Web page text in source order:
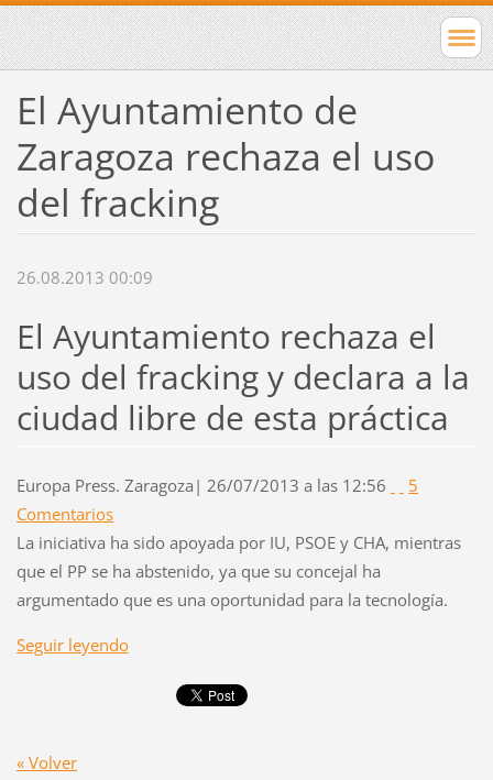
El Ayuntamiento de
Zaragoza rechaza el uso
del fracking
26.08.2013 00:09
El Ayuntamiento rechaza el
uso del fracking y declara a la
ciudad libre de esta práctica
Europa Press. Zaragoza | 26/07/2013 a las 12:56
5
Comentarios
La iniciativa ha sido apoyada por IU, PSOE y CHA, mientras
que el PP se ha abstenido, ya que su concejal ha
argumentado que es una oportunidad para la tecnología.
Seguir leyendo
« Volver